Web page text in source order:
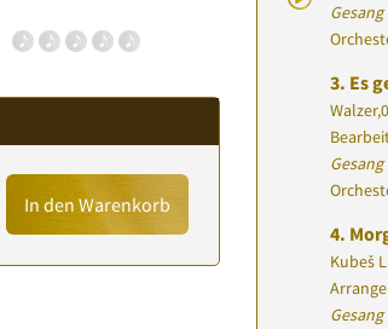
In den Warenkorb
3. Es
Walzer,
4.
Kubeš